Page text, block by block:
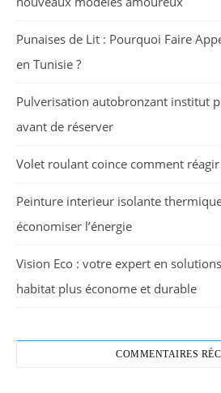
Punaises de Lit : Pourquoi Faire
en Tunisie ?
Pulverisation autobronzant institut
avant de réserver
Volet roulant coince comment
Peinture interieur isolante
économiser l’énergie
Vision Eco : votre expert en
habitat plus économe et durable
COMMENTAIRES